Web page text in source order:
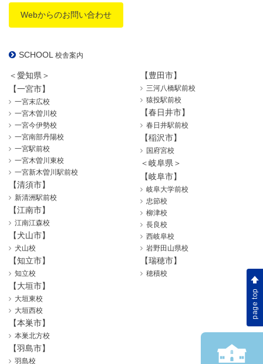
Webからのお問い合わせ
SCHOOL 校舎案内
＜愛知県＞
【一宮市】
一宮末広校
一宮木曽川校
一宮今伊勢校
一宮南部丹陽校
一宮駅前校
一宮木曽川東校
一宮新木曽川駅前校
【清須市】
新清洲駅前校
【江南市】
江南江森校
【犬山市】
犬山校
【知立市】
知立校
【豊田市】
三河八橋駅前校
猿投駅前校
【春日井市】
春日井駅前校
【稲沢市】
国府宮校
＜岐阜県＞
【岐阜市】
岐阜大学前校
忠節校
柳津校
長良校
西岐阜校
岩野田山県校
【瑞穂市】
穂積校
【大垣市】
大垣東校
大垣西校
【本巣市】
本巣北方校
【羽島市】
羽島校
page top